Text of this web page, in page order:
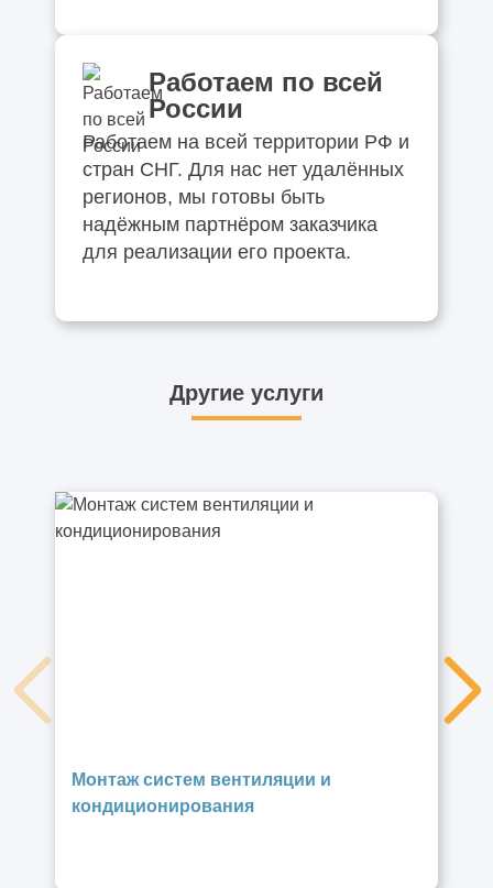
Работаем по всей
России
Работаем на всей территории РФ и
стран СНГ. Для нас нет удалённых
регионов, мы готовы быть
надёжным партнёром заказчика
для реализации его проекта.
Другие услуги
Монтаж систем вентиляции и
кондиционирования